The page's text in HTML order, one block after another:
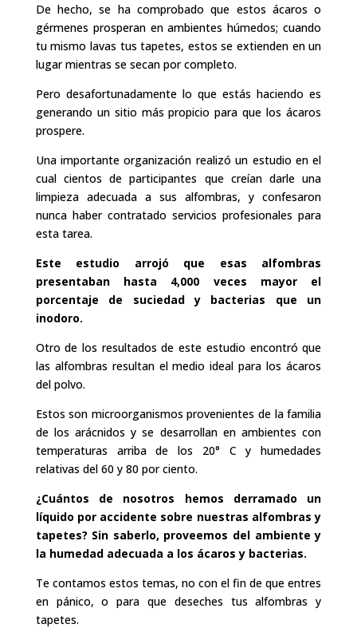
De hecho, se ha comprobado que estos ácaros o
gérmenes prosperan en ambientes húmedos; cuando
tu mismo lavas tus tapetes, estos se extienden en un
lugar mientras se secan por completo.
Pero desafortunadamente lo que estás haciendo es
generando un sitio más propicio para que los ácaros
prospere.
Una importante organización realizó un estudio en el
cual cientos de participantes que creían darle una
limpieza adecuada a sus alfombras, y confesaron
nunca haber contratado servicios profesionales para
esta tarea.
Este estudio arrojó que esas alfombras
presentaban hasta 4,000 veces mayor el
porcentaje de suciedad y bacterias que un
inodoro.
Otro de los resultados de este estudio encontró que
las alfombras resultan el medio ideal para los ácaros
del polvo.
Estos son microorganismos provenientes de la familia
de los arácnidos y se desarrollan en ambientes con
temperaturas arriba de los 20° C y humedades
relativas del 60 y 80 por ciento.
¿Cuántos de nosotros hemos derramado un
líquido por accidente sobre nuestras alfombras y
tapetes? Sin saberlo, proveemos del ambiente y
la humedad adecuada a los ácaros y bacterias.
Te contamos estos temas, no con el fin de que entres
en pánico, o para que deseches tus alfombras y
tapetes.